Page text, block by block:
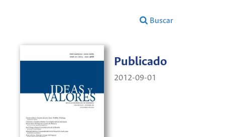
Buscar
Publicado
2012-09-01